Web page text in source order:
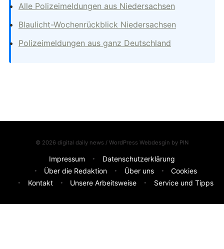
Alle Polizeimeldungen aus Niedersachsen
Blaulicht-Wochenrückblick Niedersachsen
Polizeimeldungen aus ganz Deutschland
© 2026 digital daily news / WordPress Webdesgin by PIN
Impressum
Datenschutzerklärung
Über die Redaktion
Über uns
Cookies
Kontakt
Unsere Arbeitsweise Service und Tipps